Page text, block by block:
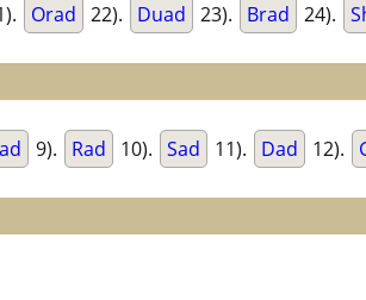
Orad 22). Duad 23). Brad 24).
9). Rad 10). Sad 11). Dad 12).